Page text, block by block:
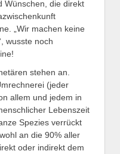
Wünschen, die direkt
„Wir machen keine
wusste noch
stehen an.
(jeder
allem und jedem in
Lebenszeit
Spezies verrückt
an die 90% aller
oder indirekt dem